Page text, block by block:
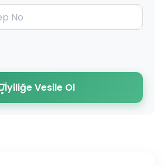
İyiliğe Vesile Ol